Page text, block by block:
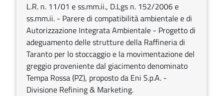
L.R. n. 11/01 e ss.mm.ii., D.Lgs n. 152/2006 e
ss.mm.ii. - Parere di compatibilità ambientale e di
Autorizzazione Integrata Ambientale - Progetto di
adeguamento delle strutture della Raffineria di
Taranto per lo stoccaggio e la movimentazione del
greggio proveniente dal giacimento denominato
Tempa Rossa (PZ), proposto da Eni S.p.A. -
Divisione Refining & Marketing.